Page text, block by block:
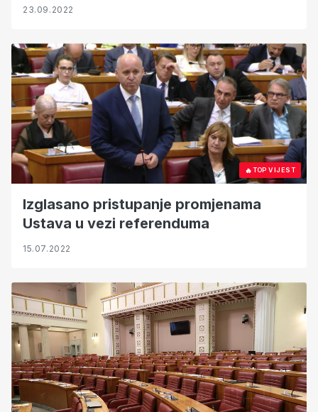
23.09.2022
🔥TOP VIJEST
Izglasano pristupanje promjenama
Ustava u vezi referenduma
15.07.2022